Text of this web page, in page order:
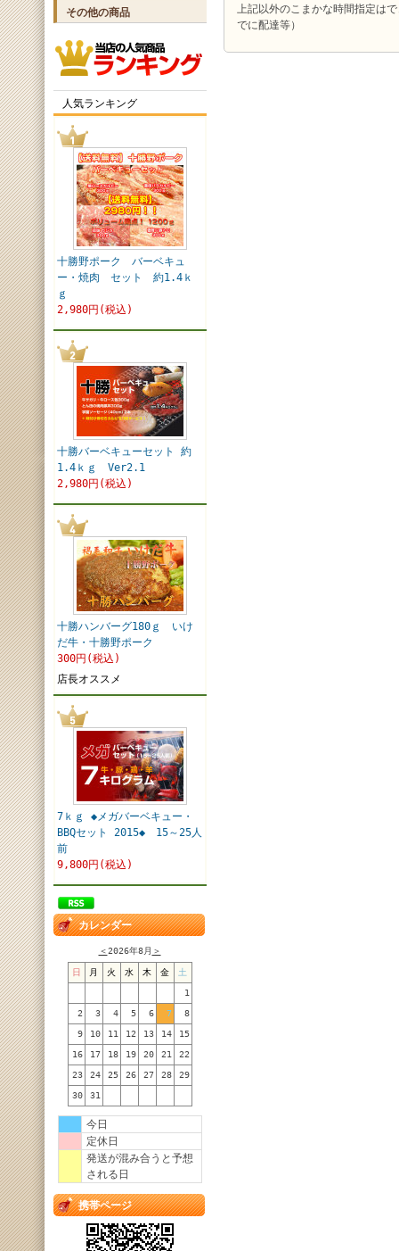
その他の商品
人気ランキング
十勝野ポーク バーベキュ
ー・焼肉 セット 約1.4ｋ
ｇ
2,980円(税込)
十勝バーベキューセット 約
1.4ｋｇ Ver2.1
2,980円(税込)
十勝ハンバーグ180ｇ いけ
だ牛・十勝野ポーク
300円(税込)
店長オススメ
7ｋｇ ◆メガバーベキュー・
BBQセット 2015◆ 15～25人
前
9,800円(税込)
カレンダー
＜2026年8月 ＞
日 月 火 水 木 金 土
1
2 3 4 5 6 7 8
9 10 11 12 13 14 15
16 17 18 19 20 21 22
23 24 25 26 27 28 29
30 31
今日
定休日
発送が混み合うと予想
される日
携帯ページ
上記以外のこまかな時間指定は
でに配達等）